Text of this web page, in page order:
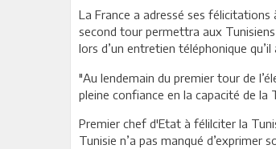
La France a adressé ses félicitations
second tour permettra aux Tunisiens
lors d’un entretien téléphonique
"Au lendemain du premier tour de
pleine confiance en la capacité de la
Premier chef d'Etat à félilciter la
Tunisie n’a pas manqué